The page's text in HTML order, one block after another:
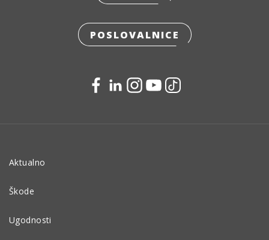
POSLOVALNICE
Aktualno
Škode
Ugodnosti